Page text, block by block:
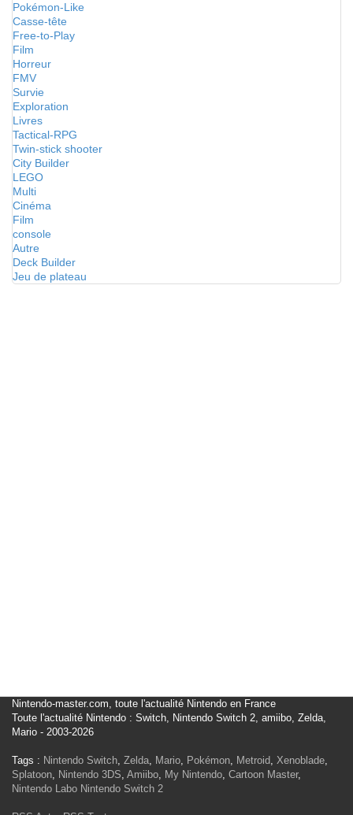
Pokémon-Like
Casse-tête
Free-to-Play
Film
Horreur
FMV
Survie
Exploration
Livres
Tactical-RPG
Twin-stick shooter
City Builder
LEGO
Multi
Cinéma
Film
console
Autre
Deck Builder
Jeu de plateau
Nintendo-master.com, toute l'actualité Nintendo en France
Toute l'actualité Nintendo : Switch, Nintendo Switch 2, amiibo, Zelda,
Mario - 2003-2026
Tags : Nintendo Switch, Zelda, Mario, Pokémon, Metroid, Xenoblade,
Splatoon, Nintendo 3DS, Amiibo, My Nintendo, Cartoon Master,
Nintendo Labo Nintendo Switch 2